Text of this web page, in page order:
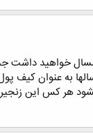
آخر سال تولد میلادی خود را با سنی
توضیح داده میشود هر کس